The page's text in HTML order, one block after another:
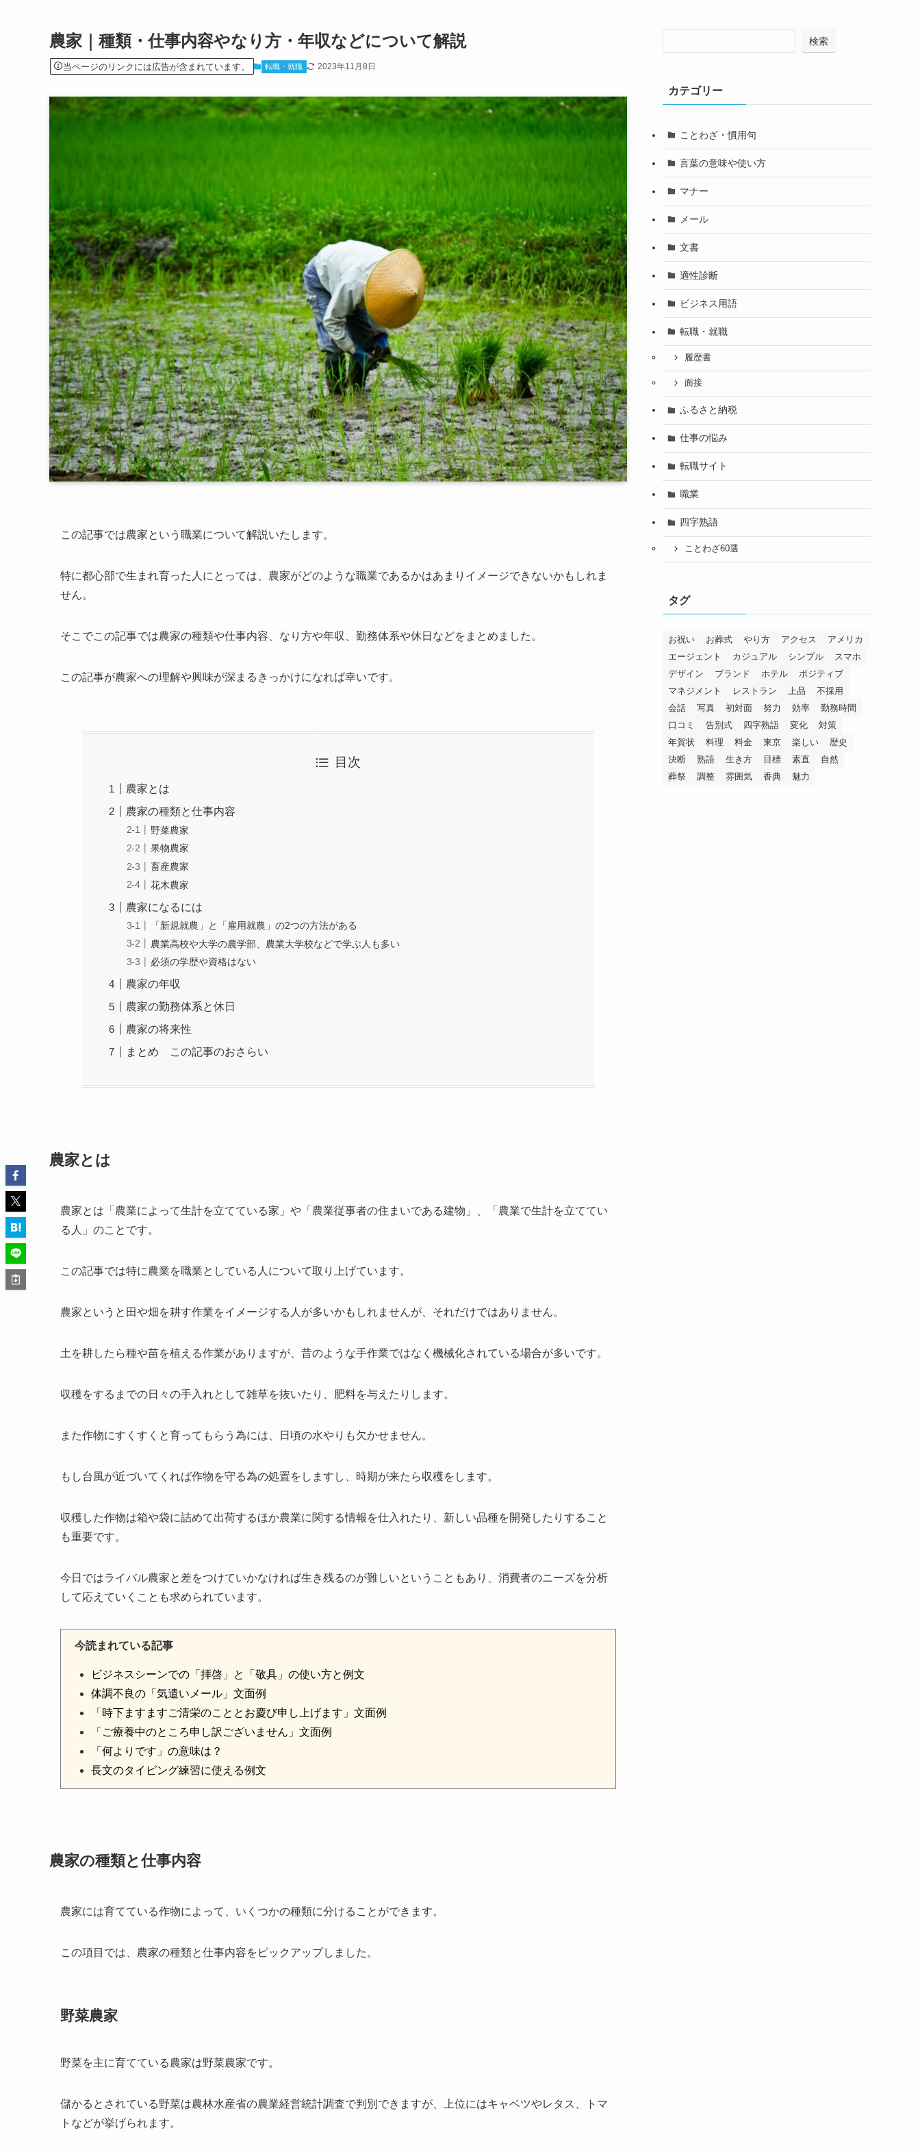
農家｜種類・仕事内容やなり方・年収などについて解説
当ページのリンクには広告が含まれています。 転職・就職 2023年11月8日
この記事では農家という職業について解説いたします。
特に都心部で生まれ育った人にとっては、農家がどのような職業であるかはあまりイメージできないかもしれま
せん。
そこでこの記事では農家の種類や仕事内容、なり方や年収、勤務体系や休日などをまとめました。
この記事が農家への理解や興味が深まるきっかけになれば幸いです。
目次
農家とは
農家の種類と仕事内容
野菜農家
果物農家
畜産農家
花木農家
農家になるには
「新規就農」と「雇用就農」の2つの方法がある
農業高校や大学の農学部、農業大学校などで学ぶ人も多い
必須の学歴や資格はない
農家の年収
農家の勤務体系と休日
農家の将来性
まとめ この記事のおさらい
農家とは
農家とは「農業によって生計を立てている家」や「農業従事者の住まいである建物」、「農業で生計を立ててい
る人」のことです。
この記事では特に農業を職業としている人について取り上げています。
農家というと田や畑を耕す作業をイメージする人が多いかもしれませんが、それだけではありません。
土を耕したら種や苗を植える作業がありますが、昔のような手作業ではなく機械化されている場合が多いです。
収穫をするまでの日々の手入れとして雑草を抜いたり、肥料を与えたりします。
また作物にすくすくと育ってもらう為には、日頃の水やりも欠かせません。
もし台風が近づいてくれば作物を守る為の処置をしますし、時期が来たら収穫をします。
収穫した作物は箱や袋に詰めて出荷するほか農業に関する情報を仕入れたり、新しい品種を開発したりすること
も重要です。
今日ではライバル農家と差をつけていかなければ生き残るのが難しいということもあり、消費者のニーズを分析
して応えていくことも求められています。
今読まれている記事
ビジネスシーンでの「拝啓」と「敬具」の使い方と例文
体調不良の「気遣いメール」文面例
「時下ますますご清栄のこととお慶び申し上げます」文面例
「ご療養中のところ申し訳ございません」文面例
「何よりです」の意味は？
長文のタイピング練習に使える例文
農家の種類と仕事内容
農家には育てている作物によって、いくつかの種類に分けることができます。
この項目では、農家の種類と仕事内容をピックアップしました。
野菜農家
野菜を主に育てている農家は野菜農家です。
儲かるとされている野菜は農林水産省の農業経営統計調査で判別できますが、上位にはキャベツやレタス、トマ
トなどが挙げられます。
検索
カテゴリー
ことわざ・慣用句
言葉の意味や使い方
マナー
メール
文書
適性診断
ビジネス用語
転職・就職
履歴書
面接
ふるさと納税
仕事の悩み
転職サイト
職業
四字熟語
ことわざ60選
タグ
お祝い お葬式 やり方 アクセス
アメリカ
エージェント
カジュアル シンプル
スマホ
デザイン
ブランド ホテル
ポジティブ
マネジメント
レストラン 上品
不採用
会話
写真 初対面 努力 効率
勤務時間
口コミ
告別式 四字熟語 変化
対策
年賀状
料理 料金 東京 楽しい
歴史
決断
熟語 生き方 目標 素直
自然
葬祭
調整 雰囲気 香典 魅力